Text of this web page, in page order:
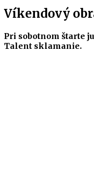
Víkendový
Pri sobotnom štarte
Talent sklamanie.